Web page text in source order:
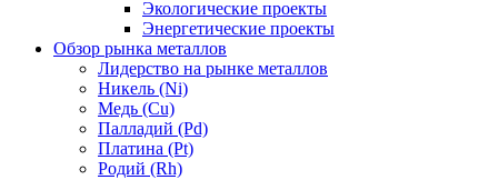
Экологические проекты
Энергетические проекты
Обзор рынка металлов
Лидерство на рынке металлов
Никель (Ni)
Медь (Cu)
Палладий (Pd)
Платина (Pt)
Родий (Rh)